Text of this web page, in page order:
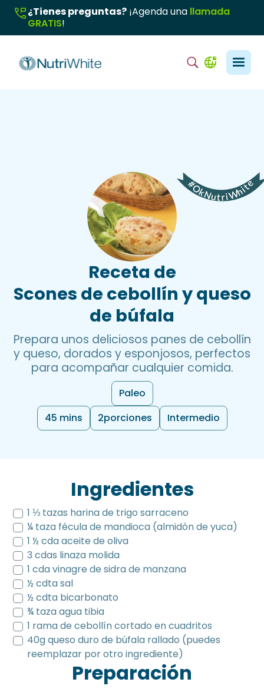
¿Tienes preguntas? ¡Agenda una llamada
GRATIS!
Receta de
Scones de cebollín y queso
de búfala
Prepara unos deliciosos panes de cebollín
y queso, dorados y esponjosos, perfectos
para acompañar cualquier comida.
Paleo
45 mins
2porciones Intermedio
Ingredientes
1 ⅓ tazas harina de trigo sarraceno
¼ taza fécula de mandioca (almidón de yuca)
1 ½ cda aceite de oliva
3 cdas linaza molida
1 cda vinagre de sidra de manzana
½ cdta sal
½ cdta bicarbonato
¾ taza agua tibia
1 rama de cebollín cortado en cuadritos
40g queso duro de búfala rallado (puedes
reemplazar por otro ingrediente)
Preparación